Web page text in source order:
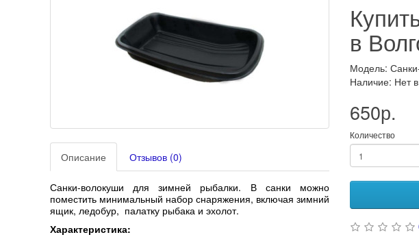
Описание Отзывов (0)
Санки-волокуши для зимней рыбалки. В санки можно
поместить минимальный набор снаряжения, включая зимний
ящик, ледобур, палатку рыбака и эхолот.
Характеристика:
в
Модель:
Наличие: Нет
650р.
Количество